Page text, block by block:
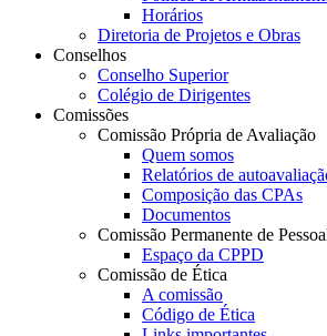
Horários
Diretoria de Projetos e Obras
Conselhos
Conselho Superior
Colégio de Dirigentes
Comissões
Comissão Própria de Avaliação
Quem somos
Relatórios de
Composição das CPAs
Documentos
Comissão Permanente de
Espaço da CPPD
Comissão de Ética
A comissão
Código de Ética